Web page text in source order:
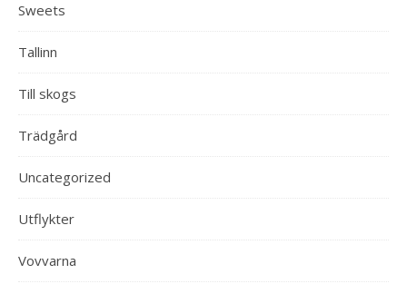
Sweets
Tallinn
Till skogs
Trädgård
Uncategorized
Utflykter
Vovvarna